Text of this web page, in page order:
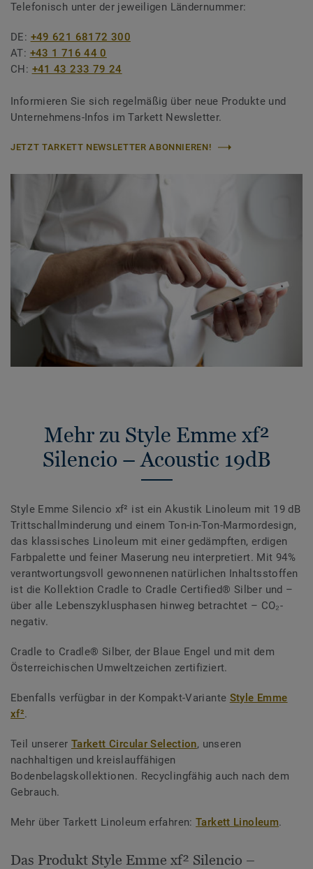
Telefonisch unter der jeweiligen Ländernummer:
DE: +49 621 68172 300
AT: +43 1 716 44 0
CH: +41 43 233 79 24
Informieren Sie sich regelmäßig über neue Produkte und
Unternehmens-Infos im Tarkett Newsletter.
JETZT TARKETT NEWSLETTER ABONNIEREN!
Mehr zu Style Emme xf²
Silencio – Acoustic 19dB
Style Emme Silencio xf² ist ein Akustik Linoleum mit 19 dB
Trittschallminderung und einem Ton-in-Ton-Marmordesign,
das klassisches Linoleum mit einer gedämpften, erdigen
Farbpalette und feiner Maserung neu interpretiert. Mit 94%
verantwortungsvoll gewonnenen natürlichen Inhaltsstoffen
ist die Kollektion Cradle to Cradle Certified® Silber und –
über alle Lebenszyklusphasen hinweg betrachtet – CO₂-
negativ.
Cradle to Cradle® Silber, der Blaue Engel und mit dem
Österreichischen Umweltzeichen zertifiziert.
Ebenfalls verfügbar in der Kompakt-Variante Style Emme
xf².
Teil unserer Tarkett Circular Selection, unseren
nachhaltigen und kreislauffähigen
Bodenbelagskollektionen. Recyclingfähig auch nach dem
Gebrauch.
Mehr über Tarkett Linoleum erfahren:Tarkett Linoleum.
Das Produkt Style Emme xf² Silencio –